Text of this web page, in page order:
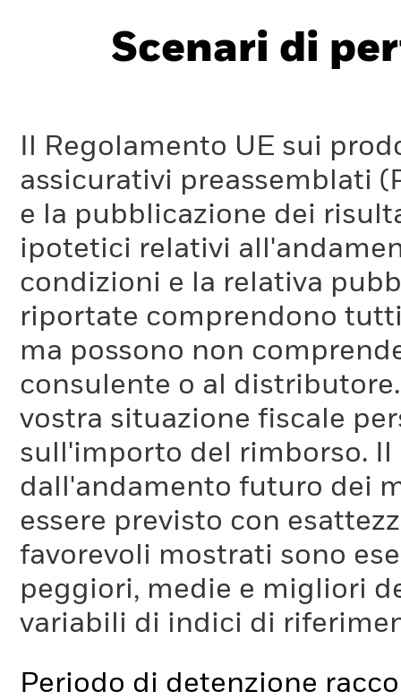
Scenari di
Il Regolamento UE sui
assicurativi preassemblati
e la pubblicazione dei
ipotetici relativi
condizioni e la relativa
riportate comprendono
ma possono non
consulente o al
vostra situazione fiscale
sull'importo del rimborso.
dall'andamento futuro dei
essere previsto con
favorevoli mostrati sono
peggiori, medie e migliori
variabili di indici di
Periodo di detenzione